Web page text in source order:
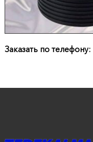
нас
Каталог
продукции
Заказать по телефону: